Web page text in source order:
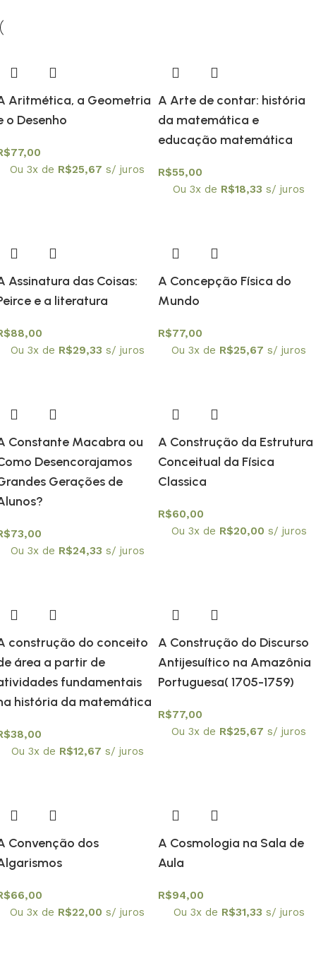
Aritmética, a Geometria
o Desenho
77,00
Ou 3x de R$25,67 s/ juros
A Arte de contar: história
da matemática e
educação matemática
R$55,00
Ou 3x de R$18,33 s/ juros
Assinatura das Coisas:
e a literatura
88,00
Ou 3x de R$29,33 s/ juros
A Concepção Física do
Mundo
R$77,00
Ou 3x de R$25,67 s/ juros
Constante Macabra ou
Desencorajamos
Gerações de
73,00
Ou 3x de R$24,33 s/ juros
A Construção da Estrutura
Conceitual da Física
Classica
R$60,00
Ou 3x de R$20,00 s/ juros
construção do conceito
área a partir de
fundamentais
história da matemática
38,00
Ou 3x de R$12,67 s/ juros
A Construção do Discurso
Antijesuítico na Amazônia
Portuguesa( 1705-1759)
R$77,00
Ou 3x de R$25,67 s/ juros
Convenção dos
66,00
Ou 3x de R$22,00 s/ juros
A Cosmologia na Sala de
Aula
R$94,00
Ou 3x de R$31,33 s/ juros